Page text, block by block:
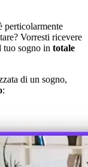
perticolarmente
Vorresti ricevere
tuo sogno in totale
di un sogno,
: